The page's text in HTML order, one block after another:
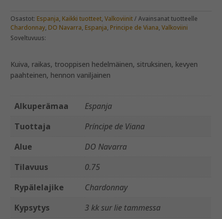
Osastot: Espanja, Kaikki tuotteet,Valkoviinit
Avainsanat tuotteelle
Chardonnay, DO Navarra, Espanja, Principe de Viana,Valkoviini
Soveltuvuus:
Kuiva, raikas, trooppisen hedelmäinen, sitruksinen, kevyen
paahteinen, hennon vaniljainen
Alkuperämaa
Espanja
Tuottaja
Príncipe de Viana
Alue
DO Navarra
Tilavuus
0.75
Rypälelajike
Chardonnay
Kypsytys
3 kk sur lie tammessa